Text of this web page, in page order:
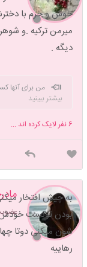
خوش و خرم با
میرمن ترکیه .و
دیگه .
من برای آنها
تو سر کنم ؛بی هوای تو
بیشتر ببینید
6نفر لایک کرده اند ...
عضویت:
به چیش افتخار
بودن تونست
شون میکنی دوتا
رهاییه